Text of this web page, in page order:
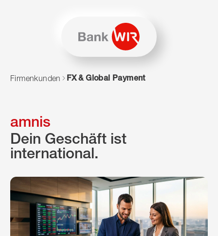
Zum Navigieren dieser Seite wird JavaScript benötigt.
Firmenkunden FX & Global Payment
amnis
Dein Geschäft ist
international.